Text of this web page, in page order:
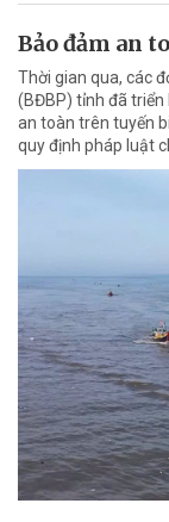
Bảo đảm an
Thời gian qua, các
(BĐBP) tỉnh đã triển
an toàn trên tuyến
quy định pháp luật